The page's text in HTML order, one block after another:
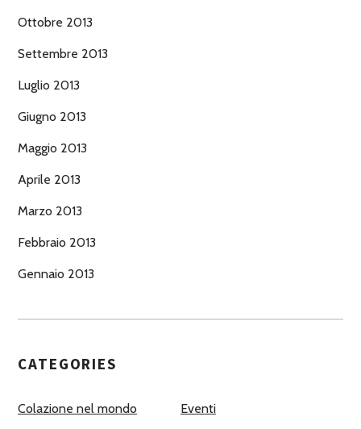
Ottobre 2013
Settembre 2013
Luglio 2013
Giugno 2013
Maggio 2013
Aprile 2013
Marzo 2013
Febbraio 2013
Gennaio 2013
CATEGORIES
Colazione nel mondo Eventi